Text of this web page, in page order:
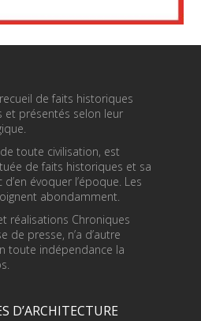
de faits historiques
et présentés selon leur
toute civilisation, est
de faits historiques et sa
évoquer l’époque. Les
abondamment.
réalisations Chroniques
de presse, n’a d’autre
toute indépendance la
D’ARCHITECTURE